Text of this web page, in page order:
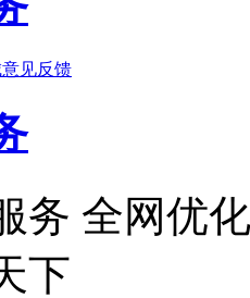
意见反馈
务 全网优
下